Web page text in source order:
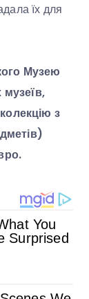
їх для
Музею
музеїв,
з